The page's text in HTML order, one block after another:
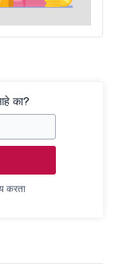
का?
करता